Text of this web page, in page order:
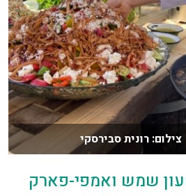
רונית סבירסקי
שמש ואמפי-פארק